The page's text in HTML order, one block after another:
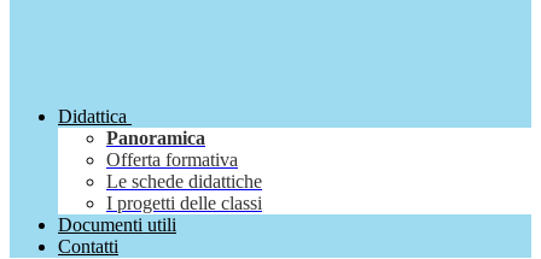
Didattica
Panoramica
Offerta formativa
Le schede didattiche
I progetti delle classi
Documenti utili
Contatti